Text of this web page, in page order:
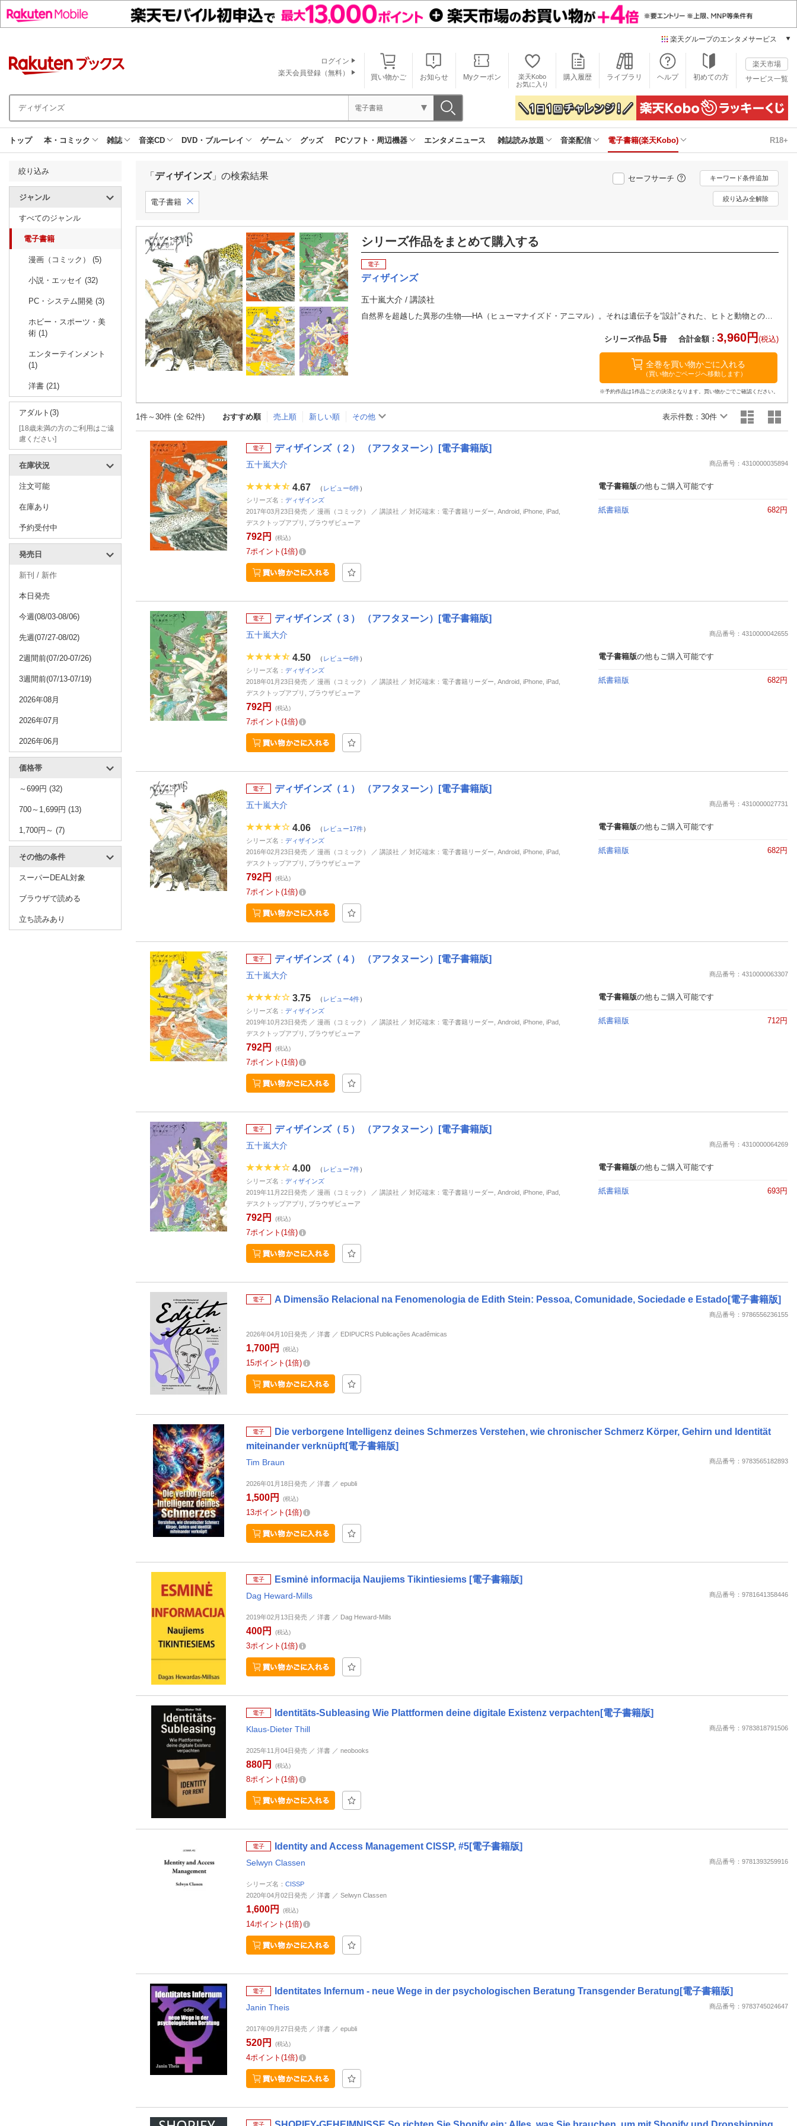
楽天グループのエンタメサービス
本/ゲーム/CD/DVD
楽天ブックス
電子書籍
楽天Kobo
雑誌読み放題
楽天ミュージック
動画配信
楽天TV
動画配信ガイド
無料テレビ
チケット
買い物かご お知らせ Myクーポン
楽天Kobo
お気に入り
購入履歴 ライブラリ ヘルプ 初めての方
楽天市場
サービス一覧
ログイン
楽天会員登録（無料）
電子書籍
トップ 本・コミック 雑誌 音楽CD DVD・ブルーレイ ゲーム グッズ PCソフト・周辺機器 エンタメニュース 雑誌読み放題 音楽配信 電子書籍(楽天Kobo) R18+
絞り込み
ジャンル
すべてのジャンル
電子書籍
漫画（コミック） (5)
小説・エッセイ (32)
PC・システム開発 (3)
ホビー・スポーツ・美
術 (1)
エンターテインメント
(1)
洋書 (21)
アダルト(3)
[18歳未満の方のご利用はご遠
慮ください]
在庫状況
注文可能
在庫あり
予約受付中
発売日
新刊 / 新作
本日発売
今週(08/03-08/06)
先週(07/27-08/02)
2週間前(07/20-07/26)
3週間前(07/13-07/19)
2026年08月
2026年07月
2026年06月
価格帯
～699円 (32)
700～1,699円 (13)
1,700円～ (7)
その他の条件
スーパーDEAL対象
ブラウザで読める
立ち読みあり
「 ディザインズ」の検索結果 セーフサーチ キーワード条件追加
電子書籍 絞り込み全解除
シリーズ作品をまとめて購入する
電子
ディザインズ
五十嵐大介 / 講談社
シリーズ作品 5冊 合計金額： 3,960円 (税込)
全巻を買い物かごに入れる
（買い物かごページへ移動します）
※予約作品は1作品ごとの決済となります。買い物かごでご確認ください。
1件～30件 (全 62件) おすすめ順 売上順 新しい順 その他 表示件数： 30件
電子 ディザインズ（２） （アフタヌーン）[電子書籍版]
五十嵐大介 商品番号：4310000035894
4.67 （ レビュー6件）
シリーズ名： ディザインズ
2017年03月23日発売 ／ 漫画（コミック） ／ 講談社 ／ 対応端末：電子書籍リーダー, Android, iPhone, iPad,
デスクトップアプリ, ブラウザビューア
792円 (税込)
7ポイント 1倍
電子書籍版の他もご購入可能です
紙書籍版 682円
電子 ディザインズ（３） （アフタヌーン）[電子書籍版]
五十嵐大介 商品番号：4310000042655
4.50 （ レビュー6件）
シリーズ名： ディザインズ
2018年01月23日発売 ／ 漫画（コミック） ／ 講談社 ／ 対応端末：電子書籍リーダー, Android, iPhone, iPad,
デスクトップアプリ, ブラウザビューア
792円 (税込)
7ポイント 1倍
電子書籍版の他もご購入可能です
紙書籍版 682円
電子 ディザインズ（１） （アフタヌーン）[電子書籍版]
五十嵐大介 商品番号：4310000027731
4.06 （ レビュー17件）
シリーズ名： ディザインズ
2016年02月23日発売 ／ 漫画（コミック） ／ 講談社 ／ 対応端末：電子書籍リーダー, Android, iPhone, iPad,
デスクトップアプリ, ブラウザビューア
792円 (税込)
7ポイント 1倍
電子書籍版の他もご購入可能です
紙書籍版 682円
電子 ディザインズ（４） （アフタヌーン）[電子書籍版]
五十嵐大介 商品番号：4310000063307
3.75 （ レビュー4件）
シリーズ名： ディザインズ
2019年10月23日発売 ／ 漫画（コミック） ／ 講談社 ／ 対応端末：電子書籍リーダー, Android, iPhone, iPad,
デスクトップアプリ, ブラウザビューア
792円 (税込)
7ポイント 1倍
電子書籍版の他もご購入可能です
紙書籍版 712円
電子 ディザインズ（５） （アフタヌーン）[電子書籍版]
五十嵐大介 商品番号：4310000064269
4.00 （ レビュー7件）
シリーズ名： ディザインズ
2019年11月22日発売 ／ 漫画（コミック） ／ 講談社 ／ 対応端末：電子書籍リーダー, Android, iPhone, iPad,
デスクトップアプリ, ブラウザビューア
792円 (税込)
7ポイント 1倍
電子書籍版の他もご購入可能です
紙書籍版 693円
電子 A Dimensão Relacional na Fenomenologia de Edith Stein: Pessoa, Comunidade, Sociedade e Estado[電子書籍版]
商品番号：9786556236155
2026年04月10日発売 ／ 洋書 ／ EDIPUCRS Publicações Acadêmicas
1,700円 (税込)
15ポイント 1倍
電子
Die verborgene Intelligenz deines Schmerzes Verstehen, wie chronischer Schmerz Körper, Gehirn und Identität
miteinander verknüpft[電子書籍版]
Tim Braun 商品番号：9783565182893
2026年01月18日発売 ／ 洋書 ／ epubli
1,500円 (税込)
13ポイント 1倍
電子 Esminė informacija Naujiems Tikintiesiems [電子書籍版]
Dag Heward-Mills 商品番号：9781641358446
2019年02月13日発売 ／ 洋書 ／ ​Dag Heward-Mills
400円 (税込)
3ポイント 1倍
電子 Identitäts-Subleasing Wie Plattformen deine digitale Existenz verpachten[電子書籍版]
Klaus-Dieter Thill 商品番号：9783818791506
2025年11月04日発売 ／ 洋書 ／ neobooks
880円 (税込)
8ポイント 1倍
電子 Identity and Access Management CISSP, #5[電子書籍版]
Selwyn Classen 商品番号：9781393259916
シリーズ名： CISSP
2020年04月02日発売 ／ 洋書 ／ ​Selwyn Classen
1,600円 (税込)
14ポイント 1倍
電子 Identitates Infernum - neue Wege in der psychologischen Beratung Transgender Beratung[電子書籍版]
Janin Theis 商品番号：9783745024647
2017年09月27日発売 ／ 洋書 ／ epubli
520円 (税込)
4ポイント 1倍
電子